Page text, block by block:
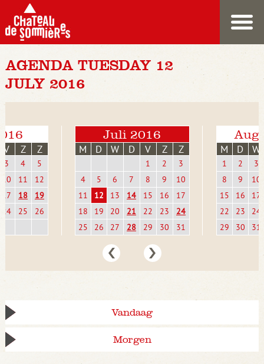
AGENDA TUESDAY 12
JULY 2016
V Z Z
3 4
5
10
11
12
17
18
19
24
25 26
Juli 2016
M D W D V Z Z
1 2
3
4
5 6 7 8 9
10
11
12 13 14 15 16
17
18
19 20 21 22 23
24
25
26 27 28 29 30 31
M D W
1 2
3
8
9
10
15
16
17
22
23
24
29
30 31
Vandaag
Morgen